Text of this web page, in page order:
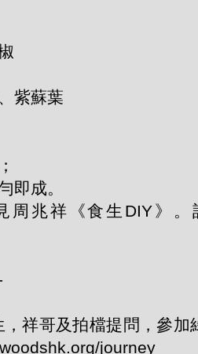
紫蘇葉
成。
周兆祥《食生DIY》。
祥哥及拍檔提問，參加
journey